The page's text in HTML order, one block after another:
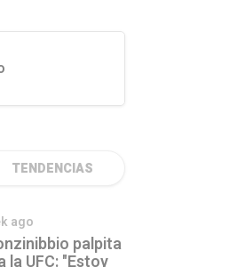
TENDENCIAS
ago
palpita